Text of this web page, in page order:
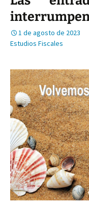
1 de agosto de 2023
Estudios Fiscales